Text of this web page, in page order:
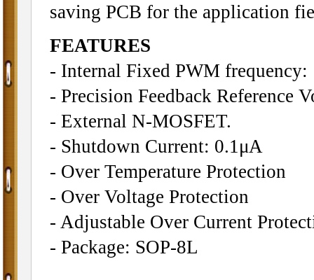
saving PCB for the application
FEATURES
- Internal Fixed PWM
- Precision Feedback Reference
- External N-MOSFET.
- Shutdown Current: 0.1μA
- Over Temperature Protection
- Over Voltage Protection
- Adjustable Over Current
- Package: SOP-8L